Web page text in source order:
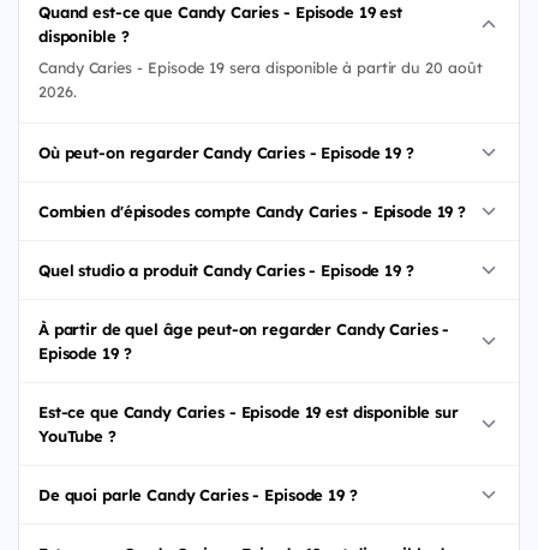
Quand est-ce que Candy Caries - Episode 19 est
disponible ?
Candy Caries - Episode 19 sera disponible à partir du 20 août
2026.
Où peut-on regarder Candy Caries - Episode 19 ?
Combien d'épisodes compte Candy Caries - Episode 19 ?
Quel studio a produit Candy Caries - Episode 19 ?
À partir de quel âge peut-on regarder Candy Caries -
Episode 19 ?
Est-ce que Candy Caries - Episode 19 est disponible sur
YouTube ?
De quoi parle Candy Caries - Episode 19 ?